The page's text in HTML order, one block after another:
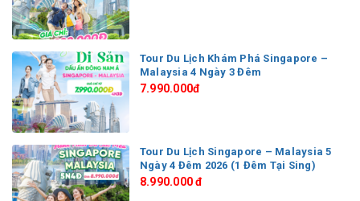
Tour Du Lịch Khám Phá Singapore –
Malaysia 4 Ngày 3 Đêm
7.990.000đ
Tour Du Lịch Singapore – Malaysia 5
Ngày 4 Đêm 2026 (1 Đêm Tại Sing)
8.990.000 đ